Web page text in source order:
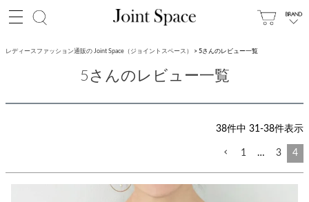
レディースファッション通販の Joint Space（ジョイントスペース） 5さんのレビュー一覧
5さんのレビュー一覧
38件中 31-38件表示
1 … 3 4